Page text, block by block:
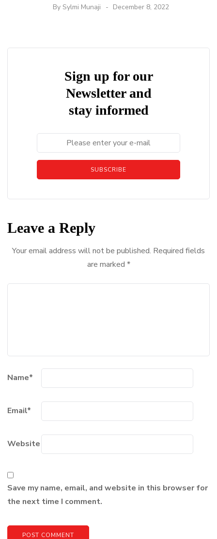
By Sylmi Munaji December 8, 2022
Sign up for our
Newsletter and
stay informed
SUBSCRIBE
Leave a Reply
Your email address will not be published. Required fields
are marked *
Name*
Email*
Website
Save my name, email, and website in this browser for
the next time I comment.